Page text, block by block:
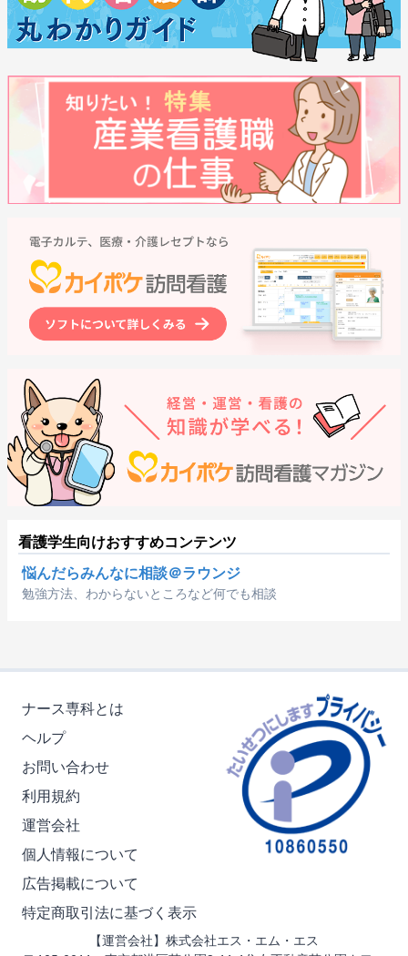
看護学生向けおすすめコンテンツ
悩んだらみんなに相談＠ラウンジ
勉強方法、わからないところなど何でも相談
ナース専科とは
ヘルプ
お問い合わせ
利用規約
運営会社
個人情報について
広告掲載について
特定商取引法に基づく表示
【運営会社】株式会社エス・エム・エス